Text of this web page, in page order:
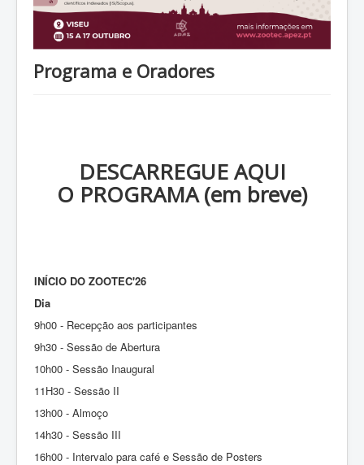
Inscrições
Localização
Patrocínios
Programa e Oradores
DESCARREGUE AQUI
O PROGRAMA (em breve)
INÍCIO DO ZOOTEC'26
Dia
9h00 - Recepção aos participantes
9h30 - Sessão de Abertura
10h00 - Sessão Inaugural
11H30 - Sessão II
13h00 - Almoço
14h30 - Sessão III
16h00 - Intervalo para café e Sessão de Posters